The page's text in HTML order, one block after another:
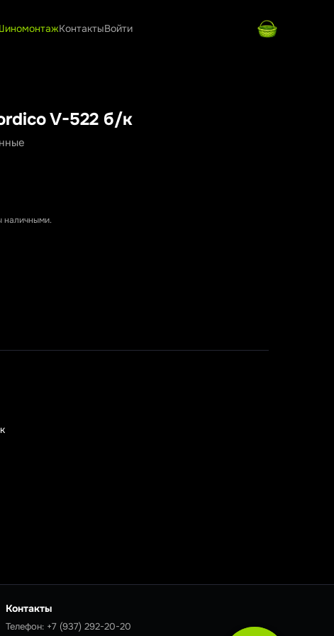
КонтактыВойти
V-522 б/к
наличными.
Контакты
Телефон: +7 (937) 292-20-20